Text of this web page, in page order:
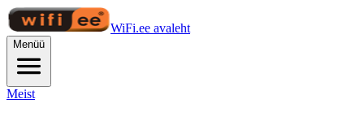
WiFi.ee avaleht
Menüü
Meist